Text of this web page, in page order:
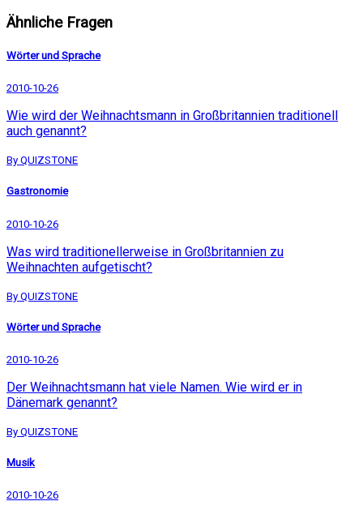
Ähnliche Fragen
Wörter und Sprache
2010-10-26
Wie wird der Weihnachtsmann in Großbritannien traditionell
auch genannt?
By QUIZSTONE
Gastronomie
2010-10-26
Was wird traditionellerweise in Großbritannien zu
Weihnachten aufgetischt?
By QUIZSTONE
Wörter und Sprache
2010-10-26
Der Weihnachtsmann hat viele Namen. Wie wird er in
Dänemark genannt?
By QUIZSTONE
Musik
2010-10-26